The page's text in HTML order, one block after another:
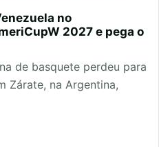
no
2027 e pega o
de basquete perdeu para
Zárate, na Argentina,